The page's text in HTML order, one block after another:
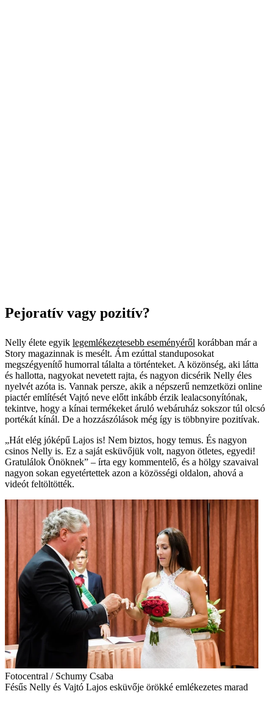
Pejoratív vagy pozitív?
Nelly élete egyik legemlékezetesebb eseményéről korábban már a
Story magazinnak is mesélt. Ám ezúttal standuposokat
megszégyenítő humorral tálalta a történteket. A közönség, aki látta
és hallotta, nagyokat nevetett rajta, és nagyon dicsérik Nelly éles
nyelvét azóta is. Vannak persze, akik a népszerű nemzetközi online
piactér említését Vajtó neve előtt inkább érzik lealacsonyítónak,
tekintve, hogy a kínai termékeket áruló webáruház sokszor túl olcsó
portékát kínál. De a hozzászólások még így is többnyire pozitívak.
„Hát elég jóképű Lajos is! Nem biztos, hogy temus. És nagyon
csinos Nelly is. Ez a saját esküvőjük volt, nagyon ötletes, egyedi!
Gratulálok Önöknek” – írta egy kommentelő, és a hölgy szavaival
nagyon sokan egyetértettek azon a közösségi oldalon, ahová a
videót feltöltötték.
Fotocentral / Schumy Csaba
Fésűs Nelly és Vajtó Lajos esküvője örökké emlékezetes marad